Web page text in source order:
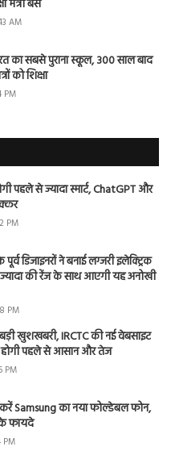
मंत्री बैंस
AM
का सबसे पुराना स्कूल, 300 साल बाद
को शिक्षा
PM
पहले से ज्यादा स्मार्ट, ChatGPT और
PM
डिजाइनरों ने बनाई लग्जरी इलेक्ट्रिक
की रेंज के साथ आएगी यह अनोखी
PM
खुशखबरी, IRCTC की नई वेबसाइट
पहले से आसान और तेज
PM
Samsung का नया फोल्डेबल फोन,
फायदे
PM